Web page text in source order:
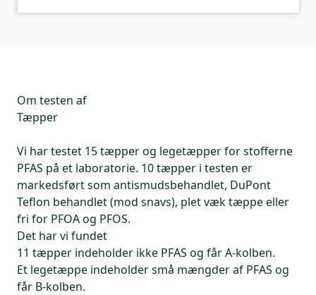
Om testen af
Tæpper
Vi har testet 15 tæpper og legetæpper for stofferne
PFAS på et laboratorie. 10 tæpper i testen er
markedsført som antismudsbehandlet, DuPont
Teflon behandlet (mod snavs), plet væk tæppe eller
fri for PFOA og PFOS.
Det har vi fundet
11 tæpper indeholder ikke PFAS og får A-kolben.
Et legetæppe indeholder små mængder af PFAS og
får B-kolben.